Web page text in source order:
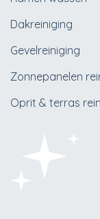
Dakreiniging
Gevelreiniging
Zonnepanelen
Oprit & terras